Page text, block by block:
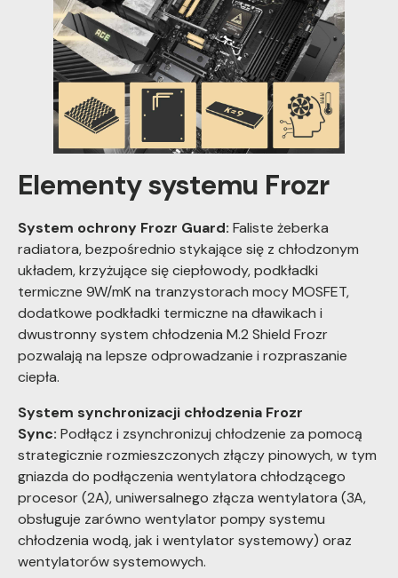
Elementy systemu Frozr
System ochrony Frozr Guard: Faliste żeberka
radiatora, bezpośrednio stykające się z chłodzonym
układem, krzyżujące się ciepłowody, podkładki
termiczne 9W/mK na tranzystorach mocy MOSFET,
dodatkowe podkładki termiczne na dławikach i
dwustronny system chłodzenia M.2 Shield Frozr
pozwalają na lepsze odprowadzanie i rozpraszanie
ciepła.
System synchronizacji chłodzenia Frozr
Sync: Podłącz i zsynchronizuj chłodzenie za pomocą
strategicznie rozmieszczonych złączy pinowych, w tym
gniazda do podłączenia wentylatora chłodzącego
procesor (2A), uniwersalnego złącza wentylatora (3A,
obsługuje zarówno wentylator pompy systemu
chłodzenia wodą, jak i wentylator systemowy) oraz
wentylatorów systemowych.